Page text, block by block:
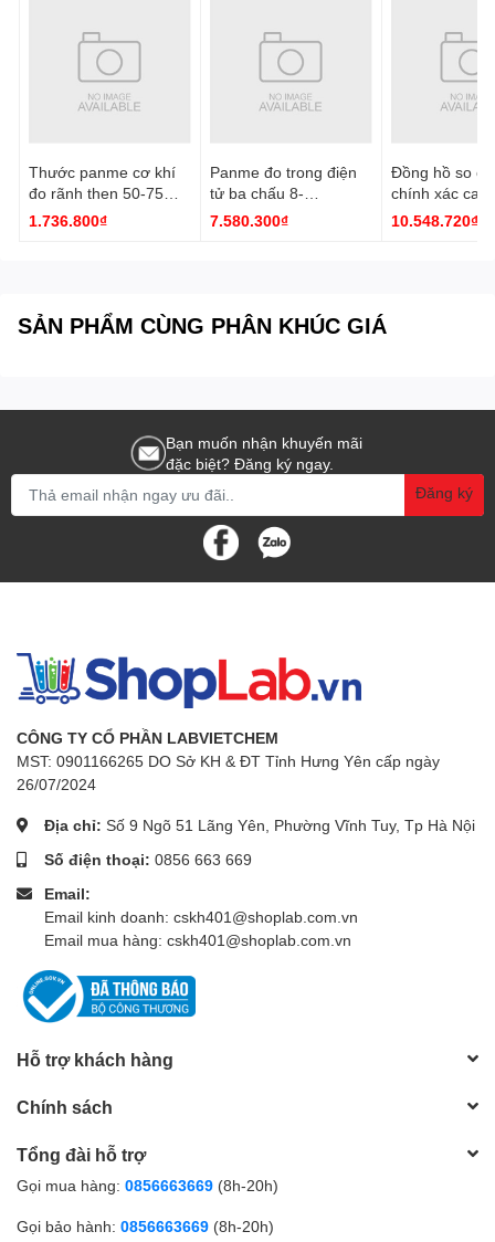
Thước panme cơ khí
đo rãnh then 50-75
mm 3233-75A Insize
1.736.800₫
Panme đo trong điện
tử ba chấu 8-
10mm/0.31-0.39''
7.580.300₫
Đồng hồ so
chính xác cao
0.001mm
10.548.720₫
SẢN PHẨM CÙNG PHÂN KHÚC GIÁ
Bạn muốn nhận khuyến mãi
đặc biệt? Đăng ký ngay.
Đăng ký
CÔNG TY CỔ PHẦN LABVIETCHEM
MST: 0901166265 DO Sở KH & ĐT Tỉnh Hưng Yên cấp ngày
26/07/2024
Địa chỉ: Số 9 Ngõ 51 Lãng Yên, Phường Vĩnh Tuy, Tp Hà Nội
Số điện thoại: 0856 663 669
Email:
Email kinh doanh: cskh401@shoplab.com.vn
Email mua hàng: cskh401@shoplab.com.vn
Hỗ trợ khách hàng
Chính sách
Tổng đài hỗ trợ
Gọi mua hàng: 0856663669 (8h-20h)
Gọi bảo hành: 0856663669 (8h-20h)